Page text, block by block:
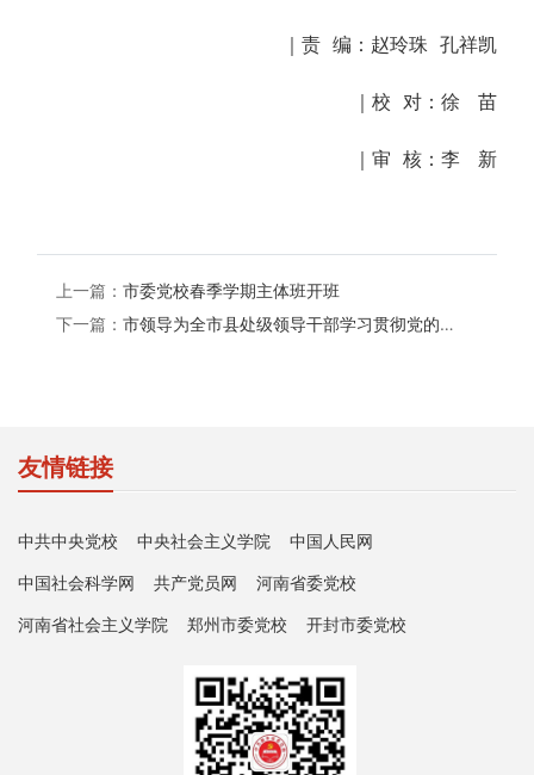
｜责 编：赵玲珠 孔祥凯
｜校 对：徐 苗
｜审 核：李 新
上一篇： 市委党校春季学期主体班开班
下一篇： 市领导为全市县处级领导干部学习贯彻党的二十届三中全会精神轮训班学员作专题辅导报告
友情链接
中共中央党校 中央社会主义学院 中国人民网
中国社会科学网 共产党员网 河南省委党校
河南省社会主义学院 郑州市委党校 开封市委党校